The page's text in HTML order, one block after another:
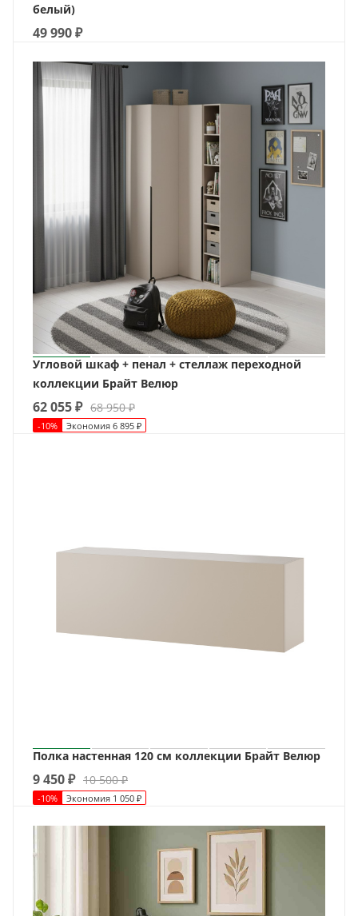
белый)
49 990₽
Угловой шкаф + пенал + стеллаж переходной
коллекции Брайт Велюр
62 055₽ 68 950₽
-10% Экономия 6 895 ₽
Полка настенная 120 см коллекции Брайт Велюр
9 450₽ 10 500₽
-10% Экономия 1 050 ₽